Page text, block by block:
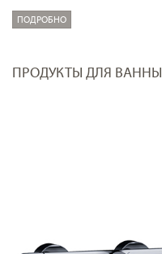
ПОДРОБНО
ПРОДУКТЫ ДЛЯ ВАННЫ